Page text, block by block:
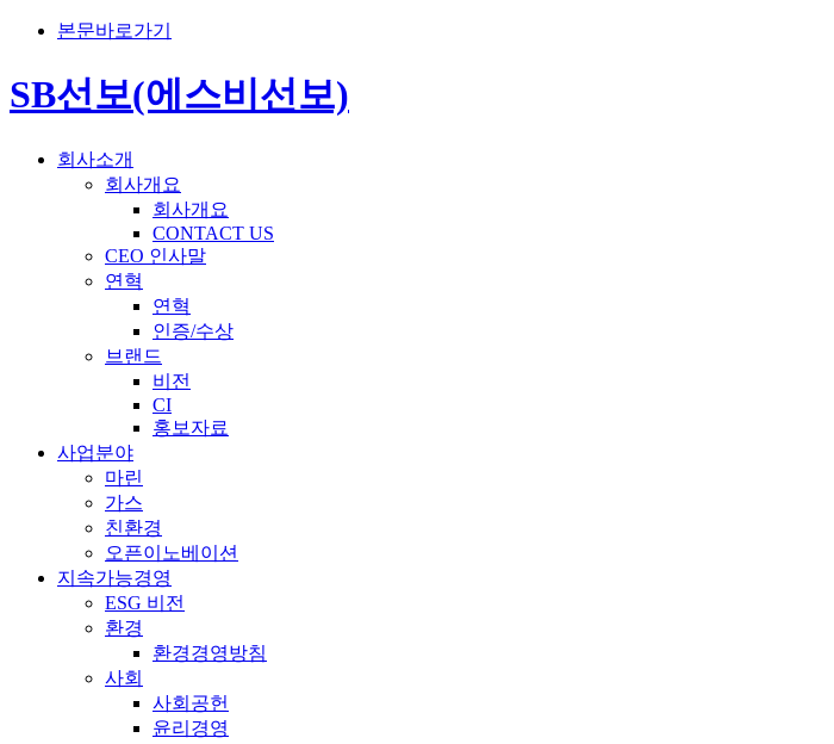
본문바로가기
SB선보(에스비선보)
회사소개
회사개요
회사개요
CONTACT US
CEO 인사말
연혁
연혁
인증/수상
브랜드
비전
CI
홍보자료
사업분야
마린
가스
친환경
오픈이노베이션
지속가능경영
ESG 비전
환경
환경경영방침
사회
사회공헌
윤리경영